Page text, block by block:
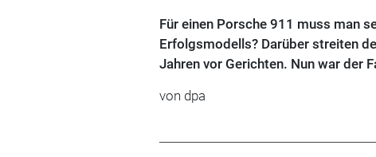
Für einen Porsche 911 muss man
Erfolgsmodells? Darüber streiten
Jahren vor Gerichten. Nun war der
von dpa